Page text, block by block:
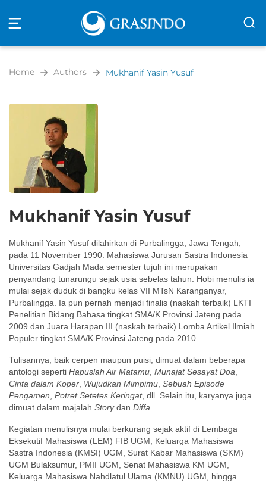
navigation
Home Authors Mukhanif Yasin Yusuf
Mukhanif Yasin Yusuf
Mukhanif Yasin Yusuf dilahirkan di Purbalingga, Jawa Tengah,
pada 11 November 1990. Mahasiswa Jurusan Sastra Indonesia
Universitas Gadjah Mada semester tujuh ini merupakan
penyandang tunarungu sejak usia sebelas tahun. Hobi menulis ia
mulai sejak duduk di bangku kelas VII MTsN Karanganyar,
Purbalingga. Ia pun pernah menjadi finalis (naskah terbaik) LKTI
Penelitian Bidang Bahasa tingkat SMA/K Provinsi Jateng pada
2009 dan Juara Harapan III (naskah terbaik) Lomba Artikel Ilmiah
Populer tingkat SMA/K Provinsi Jateng pada 2010.
Tulisannya, baik cerpen maupun puisi, dimuat dalam beberapa
antologi seperti Hapuslah Air Matamu Munajat Sesayat Doa
Cinta dalam Koper Wujudkan Mimpimu Sebuah Episode
Pengamen Potret Setetes Keringat, dll. Selain itu, karyanya juga
dimuat dalam majalah Storydan Diffa
Kegiatan menulisnya mulai berkurang sejak aktif di Lembaga
Eksekutif Mahasiswa (LEM) FIB UGM, Keluarga Mahasiswa
Sastra Indonesia (KMSI) UGM, Surat Kabar Mahasiswa (SKM)
UGM Bulaksumur, PMII UGM, Senat Mahasiswa KM UGM,
Keluarga Mahasiswa Nahdlatul Ulama (KMNU) UGM, hingga